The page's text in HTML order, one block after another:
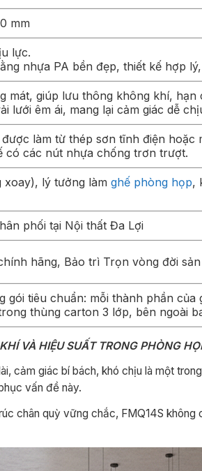
mm
lực.
nhựa PA bền đẹp, thiết kế hợp
mát, giúp lưu thông không khí, hạn
lưới êm ái, mang lại cảm giác dễ
làm từ thép sơn tĩnh điện
có các nút nhựa chống trơn trượt.
xoay), lý tưởng làm ghế phòng họp,
phối tại Nội thất Đa Lợi
hãng, Bảo trì Trọn vòng đời
gói tiêu chuẩn: mỗi thành phần
thùng carton 3 lớp, bên ngoài
VÀ HIỆU SUẤT TRONG PHÒNG
cảm giác bí bách, khó chịu là một
vấn đề này.
chân quỳ vững chắc, FMQ14S không